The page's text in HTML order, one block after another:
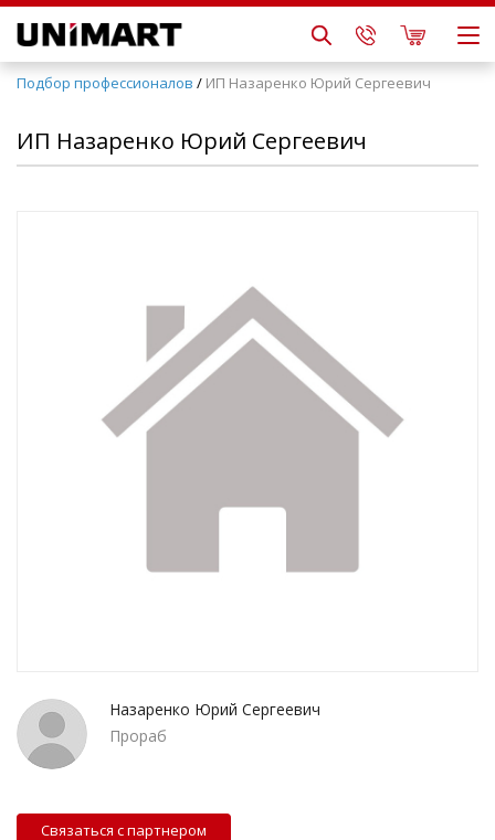
Подбор профессионалов / ИП Назаренко Юрий Сергеевич
ИП Назаренко Юрий Сергеевич
Назаренко Юрий Сергеевич
Прораб
Связаться с партнером